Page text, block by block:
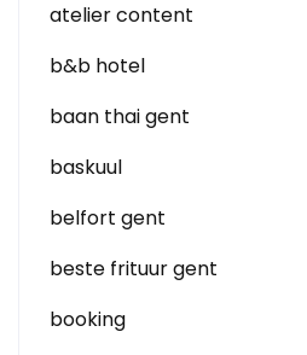
atelier content
b&b hotel
baan thai gent
baskuul
belfort gent
beste frituur gent
booking